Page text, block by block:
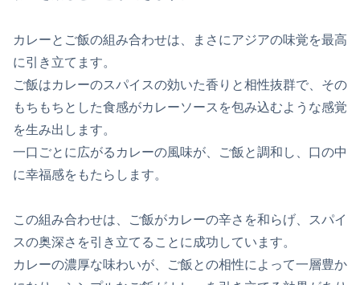
カレーとご飯の組み合わせは、まさにアジアの味覚を最高
に引き立てます。
ご飯はカレーのスパイスの効いた香りと相性抜群で、その
もちもちとした食感がカレーソースを包み込むような感覚
を生み出します。
一口ごとに広がるカレーの風味が、ご飯と調和し、口の中
に幸福感をもたらします。
この組み合わせは、ご飯がカレーの辛さを和らげ、スパイ
スの奥深さを引き立てることに成功しています。
カレーの濃厚な味わいが、ご飯との相性によって一層豊か